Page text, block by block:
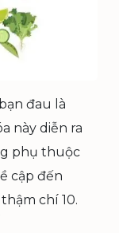
đau là
này diễn ra
phụ thuộc
cập đến
chí 10.